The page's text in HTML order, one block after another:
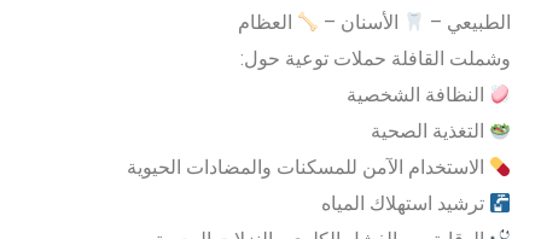
الطبيعي –
الأسنان –
العظام
وشملت القافلة حملات توعية حول:
النظافة الشخصية
التغذية الصحية
الاستخدام الآمن للمسكنات والمضادات الحيوية
ترشيد استهلاك المياه